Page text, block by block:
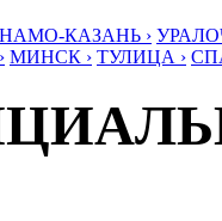
КАЗАНЬ ›
МИНСК › ТУЛИЦА ›